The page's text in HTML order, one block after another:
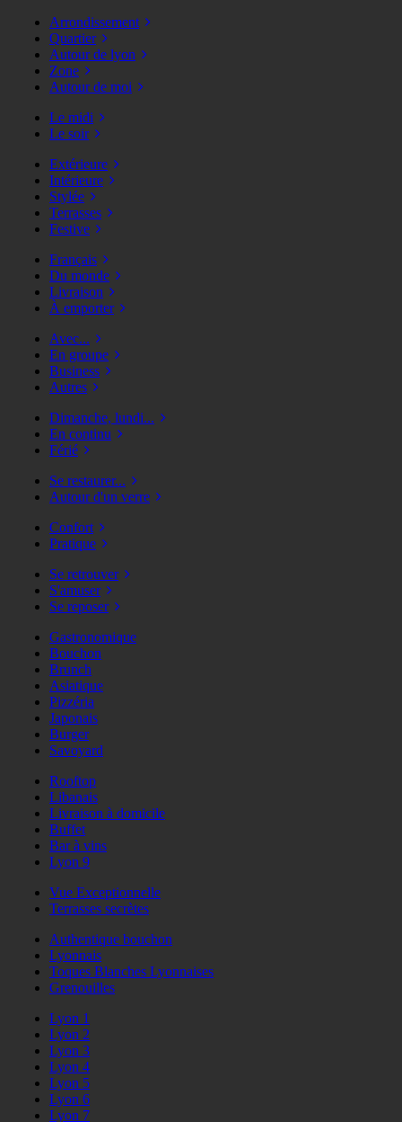
Arrondissement
Quartier
Autour de lyon
Zone
Autour de moi
Le midi
Le soir
Extérieure
Intérieure
Stylée
Terrasses
Festive
Français
Du monde
Livraison
À emporter
Avec...
En groupe
Business
Autres
Dimanche, lundi...
En continu
Férié
Se restaurer...
Autour d'un verre
Confort
Pratique
Se retrouver
S'amuser
Se reposer
Gastronomique
Bouchon
Brunch
Asiatique
Pizzéria
Japonais
Burger
Savoyard
Rooftop
Libanais
Livraison à domicile
Buffet
Bar à vins
Lyon 9
Vue Exceptionnelle
Terrasses secrètes
Authentique bouchon
Lyonnais
Toques Blanches Lyonnaises
Grenouilles
Lyon 1
Lyon 2
Lyon 3
Lyon 4
Lyon 5
Lyon 6
Lyon 7